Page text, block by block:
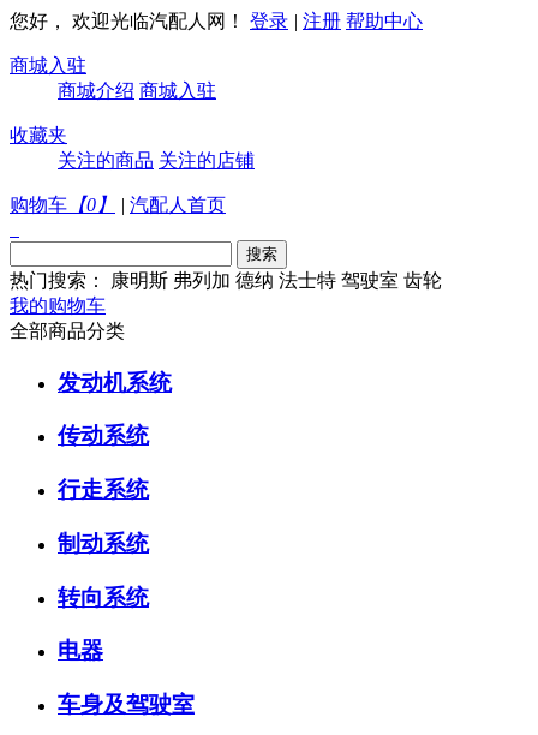
您好， 欢迎光临汽配人网！ 登录 | 注册 帮助中心
商城入驻
商城介绍 商城入驻
收藏夹
关注的商品 关注的店铺
购物车 【0 】 | 汽配人首页
热门搜索： 康明斯 弗列加 德纳 法士特 驾驶室 齿轮
我的购物车
全部商品分类
发动机系统
传动系统
行走系统
制动系统
转向系统
电器
车身及驾驶室